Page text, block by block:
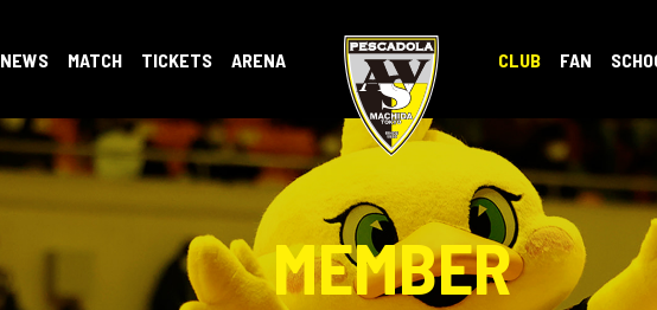
NEWS MATCH TICKETS ARENA CLUB FAN
MEMBER